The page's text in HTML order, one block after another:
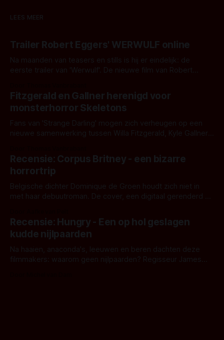
LEES MEER
Trailer Robert Eggers' WERWULF online
Na maanden van teasers en stills is hij er eindelijk: de
eerste trailer van 'Werwulf'. De nieuwe film van Robert
kille stijl vol folklore en mythe. Het topic deze keer is (kon
het het al raden?)... de weerwolf. Kijk je mee?
Fitzgerald en Gallner herenigd voor
monsterhorror Skeletons
Fans van 'Strange Darling' mogen zich verheugen op een
nieuwe samenwerking tussen Willa Fitzgerald, Kyle Gallner
'Skeletons', een nieuwe creature feature waarvoor de
opnames zijn gestart in Australië.
Recensie: Corpus Britney - een bizarre
horrortrip
Belgische dichter Dominique de Groen houdt zich niet in
met haar debuutroman. De cover, een digitaal gerenderd en
achtergrond, belooft iets kleurrijks maar onheilspellends,
iets ongrijpbaars. En dat maakt De Groen met ieder woord
waar.
Recensie: Hungry - Een op hol geslagen
kudde nijlpaarden
Na haaien, anaconda's, leeuwen en beren dachten deze
filmmakers: waarom geen nijlpaarden? Regisseur James